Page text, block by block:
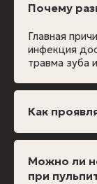
Почему
Главная
инфекция
травма зуба
Как
Можно ли
при